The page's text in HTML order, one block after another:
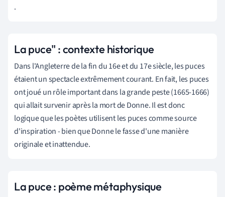
.
La puce" : contexte historique
Dans l'Angleterre de la fin du 16e et du 17e siècle, les puces
étaient un spectacle extrêmement courant. En fait, les puces
ont joué un rôle important dans la grande peste (1665-1666)
qui allait survenir après la mort de Donne. Il est donc
logique que les poètes utilisent les puces comme source
d'inspiration - bien que Donne le fasse d'une manière
originale et inattendue.
La puce : poème métaphysique